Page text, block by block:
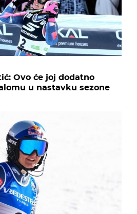
Ovo će joj dodatno
u nastavku sezone